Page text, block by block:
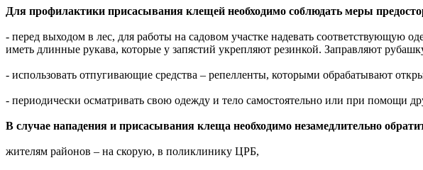
Для профилактики присасывания клещей необходимо соблюдать меры
- перед выходом в лес, для работы на садовом участке надевать соответствующую
иметь длинные рукава, которые у запястий укрепляют резинкой. Заправляют
- использовать отпугивающие средства – репелленты, которыми обрабатывают
- периодически осматривать свою одежду и тело самостоятельно или при помощи
В случае нападения и присасывания клеща необходимо незамедлительно
жителям районов – на скорую, в поликлинику ЦРБ,